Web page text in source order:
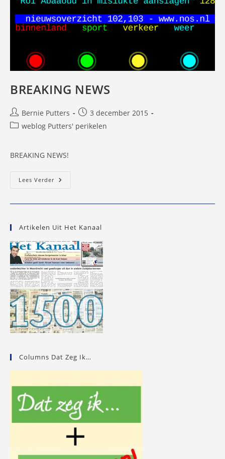
BREAKING NEWS
Bericht
auteur:
Bernie Putters
Bericht
gepubliceerd
3 december 2015
Berichtcategorie:
weblog Putters' perikelen
BREAKING NEWS!
Lees VerderBREAKING
Artikelen Uit Het Kanaal
Columns Dat Zeg Ik…